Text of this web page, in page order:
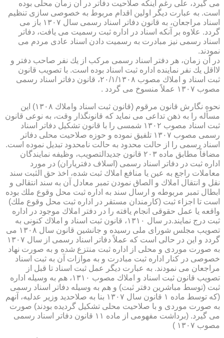
می گیرد، علی رغم اینكه صلاحیت دفاتر در آن زمان محلی بوده
است. به عبارت دیگر اولین اقدام مربوط به خصوصی سازی تنظیم
اسناد مراجعان، به قانون دفاتر اسناد رسمی سال ۱۳۰۷ باز می
گردد. علاوه بر آنكه اسناد در اداره ثبت رسمیت می یافت، دفاتر
اسناد رسمی نیز مبادرت به رسمیت دادن اسناد عادی مردم می
نمودند.
در آن زمان، هر دفتر اسناد رسمی مركب از یك نفر صاحب دفتر و
لااقل یك نفر نماینده اداره ثبت اسناد بوده است. با تصویب قانون
ثبت اسناد و املاك مصوب ۲۰/۱/۱۳۰۸، قانون دفاتر اسناد رسمی
مصوب ۱۳۰۷ عملاً منسوخ می گردد .
نحوه نگارش قانون مرقوم (قانون ثبت اسناد واملاك ۱۳۰۸) این
مسأله را به ذهن تداعی می نماید كه قانونگذار وقت، به نوعی قانون
ثبت اسناد مصوب ۱۳۰۲ شمسی را با قانون تشكیل دفاتر اسناد
رسمی مصوب ۱۳۰۷ تلفیق نموده و حوزه صلاحیت محلی دفاتر
اسناد رسمی را از حالت محدود به حالت نامحدود تبدیل نموده است.
مضافاً مطابق ماده ۲۰۳ قانون جدیدالتصویب، وظیفه نمایندگان
اداره ثبت در دفاتر اسناد رسمی (اسلاف دفتریاران) در مورد
معاملات راجع به عین یا منافع املاك ثبت شده، اخذ حق الثبت سند
نقل و انتقال املاك و الصاق نمودن تمبر معادل آن به سند انتقالی و
ابطال تمبر مربوطه و ارسال سند به اداره ثبت محل وقوع ملك بوده
است تا اجزاء ثبت (كارمندان مستقر در اداره ثبت محل وقوع ملك)
واقعه یا عمل حقوقی انجام یافته را در دفتر املاك موجود در اداره
ثبت درج نمایند.در سال ۱۳۱۰، قانون ثبت اسناد و املاك كنونی به
تصویب مجلس شورای ملی رسیده و جانشین قانون سال ۱۳۰۸ می
گردد و این در حالی است كه عملاً دفاتر اسناد رسمی از سال ۱۳۰۷
به صورت موردی و محلی از اداره ثبت منتزع شده و به صورت نهاد
خصوصی در كنار اداره ثبت مبادرت و به موازات آن به ثبت اسناد
مراجعان می نمودند. به عبارت دیگر عمل ثبت اسناد تا قبل از
تصویب قانون ثبت اسناد و املاك مصوب ۱۳۱۰، هم به وسیله اداره
ثبت (توسط مباشرین دفتر ثبت) و هم به وسیله دفاتر اسناد رسمی
(كه توسط ماده ۱ قانون سال ۱۳۰۷ بنا به صلاحدید وزیر عدلیه، آنهم
به صورت موردی و با صلاحیت محلی تشكیل گردیده بودند) صورت
می گیرد. (برداشت مفهومی از ماده ۱۱ قانون دفاتر اسناد رسمی
مصوب ۱۳۰۷ )